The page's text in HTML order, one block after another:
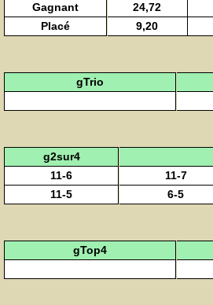
Gagnant
24,72
Placé
9,20
gTrio
g2sur4
11-6
11-7
11-5
6-5
gTop4